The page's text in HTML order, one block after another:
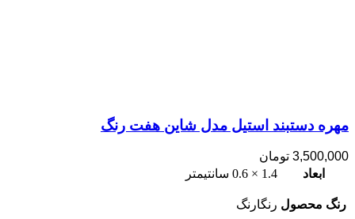
مهره دستبند استیل مدل شاین هفت رنگ
3,500,000 تومان
ابعاد
1.4 × 0.6 سانتیمتر
رنگ محصول رنگارنگ